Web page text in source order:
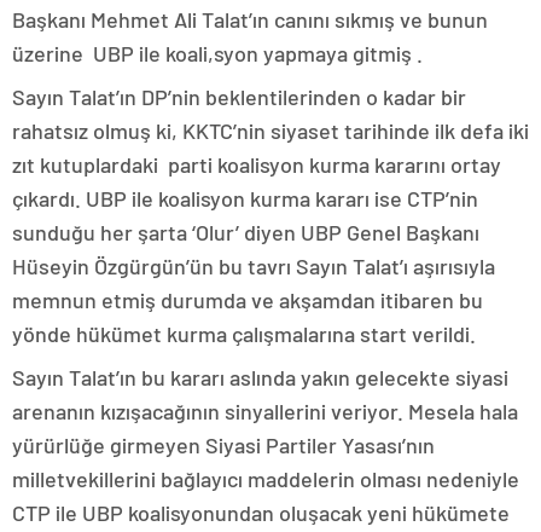
Başkanı Mehmet Ali Talat’ın canını sıkmış ve bunun
üzerine UBP ile koali,syon yapmaya gitmiş .
Sayın Talat’ın DP’nin beklentilerinden o kadar bir
rahatsız olmuş ki, KKTC’nin siyaset tarihinde ilk defa iki
zıt kutuplardaki parti koalisyon kurma kararını ortay
çıkardı. UBP ile koalisyon kurma kararı ise CTP’nin
sunduğu her şarta ‘Olur’ diyen UBP Genel Başkanı
Hüseyin Özgürgün’ün bu tavrı Sayın Talat’ı aşırısıyla
memnun etmiş durumda ve akşamdan itibaren bu
yönde hükümet kurma çalışmalarına start verildi.
Sayın Talat’ın bu kararı aslında yakın gelecekte siyasi
arenanın kızışacağının sinyallerini veriyor. Mesela hala
yürürlüğe girmeyen Siyasi Partiler Yasası’nın
milletvekillerini bağlayıcı maddelerin olması nedeniyle
CTP ile UBP koalisyonundan oluşacak yeni hükümete